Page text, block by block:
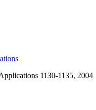
1130-1135, 2004